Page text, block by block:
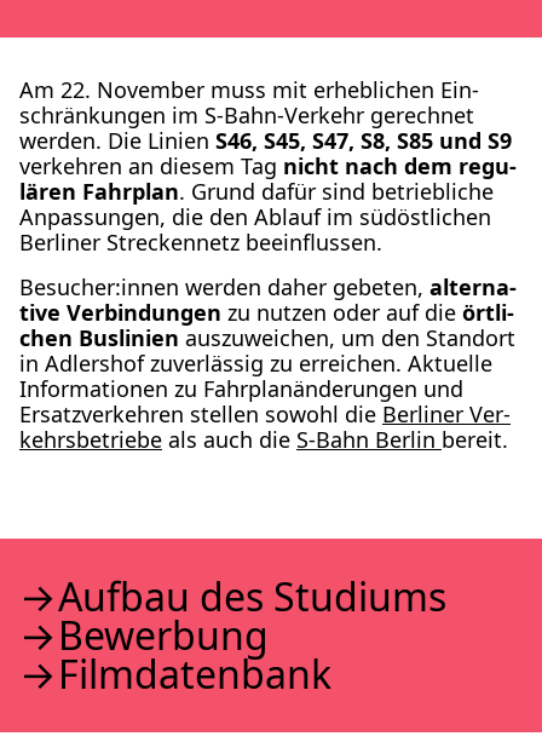
Am 22. Novem­ber muss mit erheb­li­chen Ein­
schrän­kun­gen im S‑Bahn-Ver­kehr gerech­net
wer­den. Die Lini­en S46, S45, S47, S8, S85 und S9
ver­keh­ren an die­sem Tag nicht nach dem regu­
lä­ren Fahr­plan. Grund dafür sind betrieb­li­che
Anpas­sun­gen, die den Ablauf im süd­öst­li­chen
Ber­li­ner Stre­cken­netz beein­flus­sen.
Besucher:innen wer­den daher gebe­ten, alter­na­
ti­ve Ver­bin­dun­gen zu nut­zen oder auf die ört­li­
chen Bus­li­ni­en aus­zu­wei­chen, um den Stand­ort
in Adlers­hof zuver­läs­sig zu errei­chen. Aktu­el­le
Infor­ma­tio­nen zu Fahr­plan­än­de­run­gen und
Ersatz­ver­keh­ren stel­len sowohl die Ber­li­ner Ver­
kehrs­be­trie­be als auch die S‑Bahn Ber­lin bereit.
Auf­bau des Stu­di­ums
Bewer­bung
Film­da­ten­bank